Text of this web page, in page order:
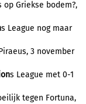
Griekse bodem?,
s League nog maar
3 november
s League met 0-1
tegen Fortuna,